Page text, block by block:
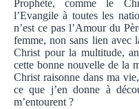
Prophète, comme le
l’Evangile à toutes les
n’est ce pas l’Amour du
femme, non sans lien avec
Christ pour la multitude,
cette bonne nouvelle de la
Christ raisonne dans ma
ce que j’en donne à
m’entourent ?